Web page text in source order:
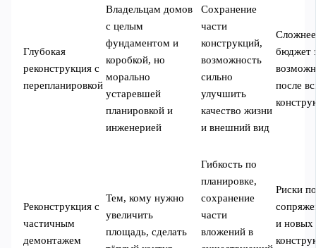
Глубокая
реконструкция с
перепланировкой
Владельцам домов
с целым
фундаментом и
коробкой, но
морально
устаревшей
планировкой и
инженерией
Сохранение
части
конструкций,
возможность
сильно
улучшить
качество жизни
и внешний вид
бюджет
после
Реконструкция с
частичным
демонтажем
Тем, кому нужно
увеличить
площадь, сделать
Гибкость по
планировке,
сохранение
части
вложений в
Риски
и новых